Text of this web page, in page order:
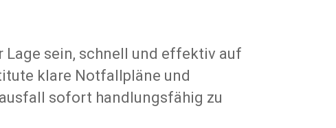
sein, schnell und effektiv auf
klare Notfallpläne und
sofort handlungsfähig zu